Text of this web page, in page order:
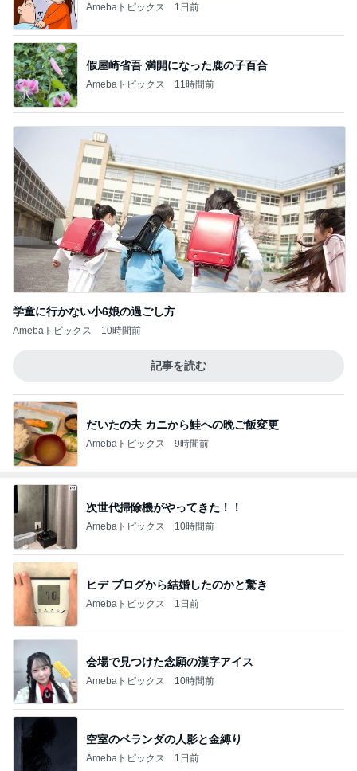
Amebaトピックス 1日前
假屋崎省吾 満開になった鹿の子百合
Amebaトピックス 11時間前
学童に行かない小6娘の過ごし方
Amebaトピックス 10時間前
記事を読む
だいたの夫 カニから鮭への晩ご飯変更
Amebaトピックス 9時間前
次世代掃除機がやってきた！！
Amebaトピックス 10時間前
ヒデ ブログから結婚したのかと驚き
Amebaトピックス 1日前
会場で見つけた念願の漢字アイス
Amebaトピックス 10時間前
空室のベランダの人影と金縛り
Amebaトピックス 1日前